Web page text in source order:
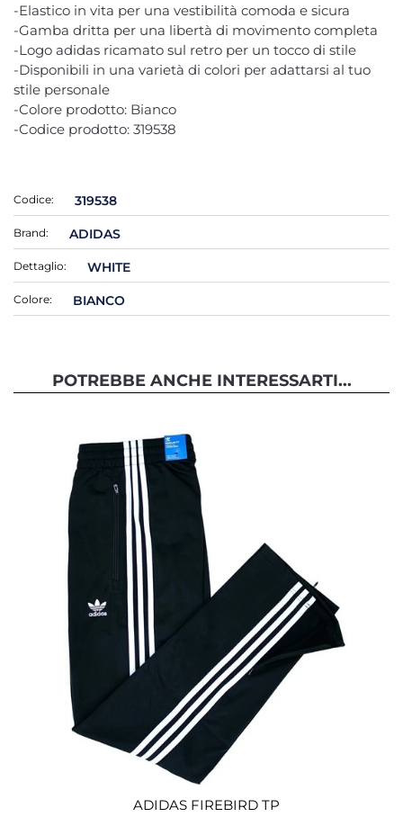
-Elastico in vita per una vestibilità comoda e sicura
-Gamba dritta per una libertà di movimento completa
-Logo adidas ricamato sul retro per un tocco di stile
-Disponibili in una varietà di colori per adattarsi al tuo
stile personale
-Colore prodotto: Bianco
-Codice prodotto: 319538
Codice: 319538
Brand: ADIDAS
Dettaglio: WHITE
Colore: BIANCO
POTREBBE ANCHE INTERESSARTI...
ADIDAS FIREBIRD TP